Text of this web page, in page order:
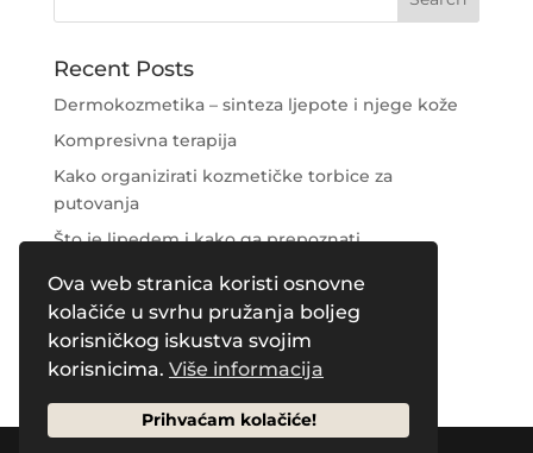
Ova web stranica koristi osnovne
kolačiće u svrhu pružanja boljeg
korisničkog iskustva svojim
korisnicima. Više informacija
Prihvaćam kolačiće!
Recent Posts
Dermokozmetika – sinteza ljepote i njege kože
Kompresivna terapija
Kako organizirati kozmetičke torbice za
putovanja
Što je lipedem i kako ga prepoznati
Njega područja oko očiju
Recent Comments